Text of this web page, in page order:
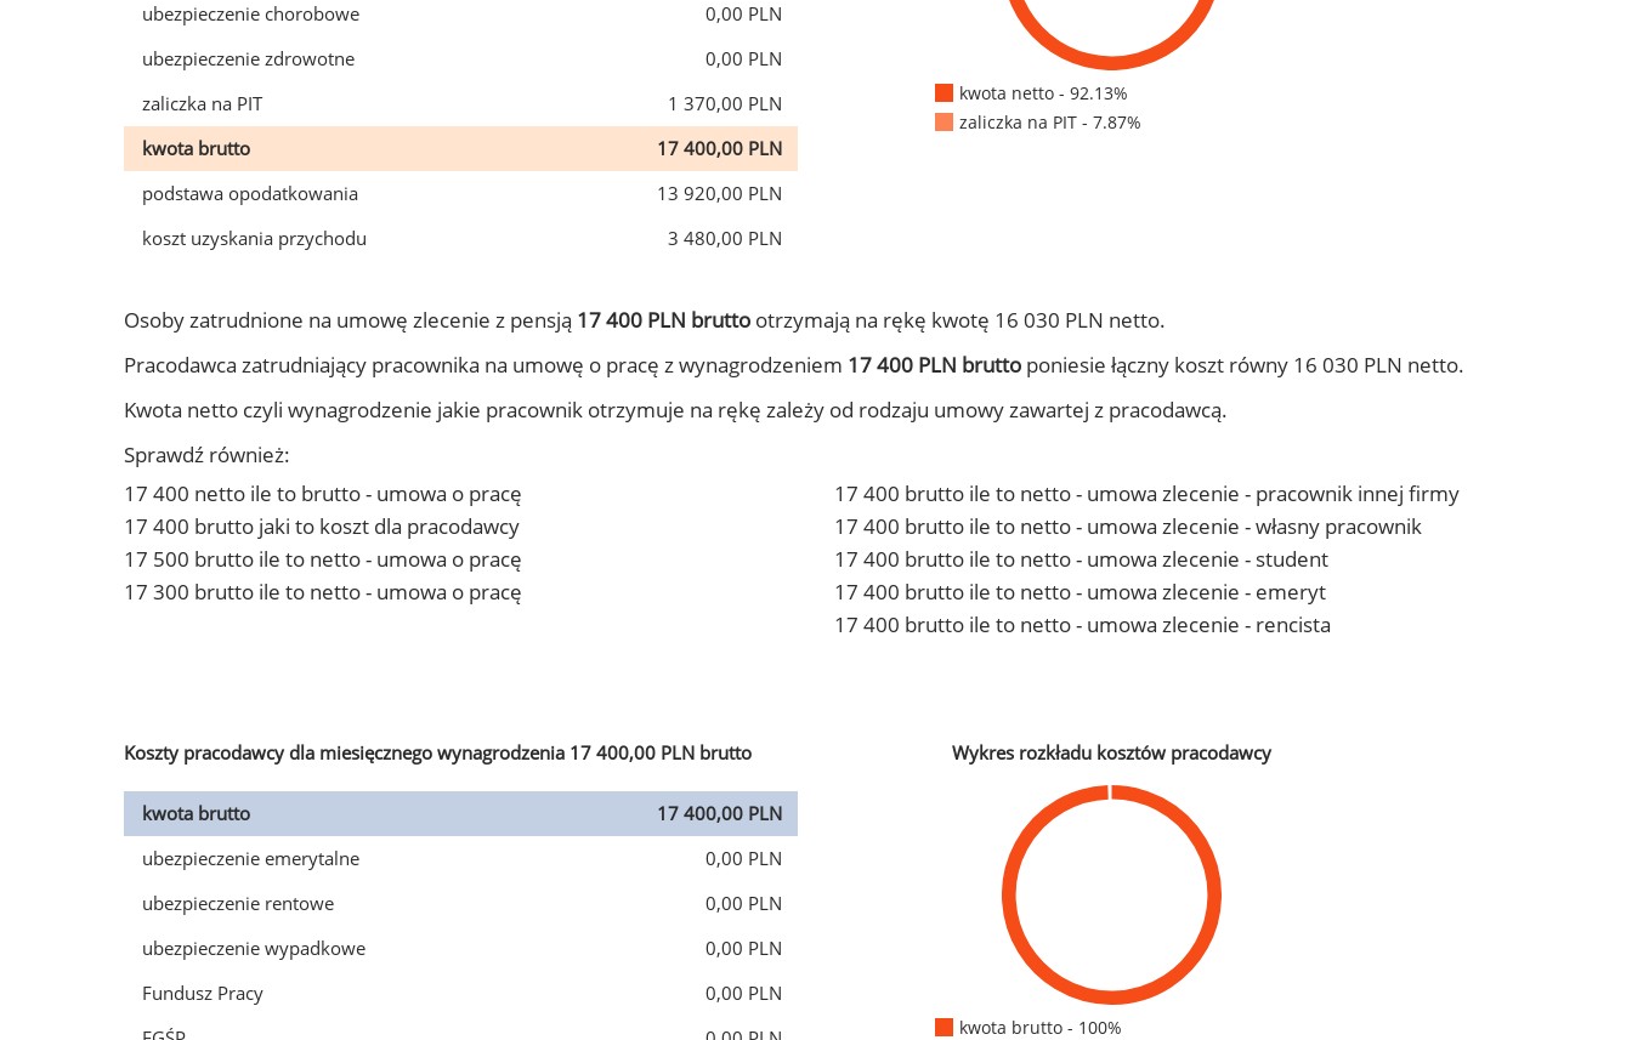
ubezpieczenie chorobowe
0,00 PLN
ubezpieczenie zdrowotne
0,00 PLN
zaliczka na PIT
1 370,00 PLN
kwota brutto
17 400,00 PLN
podstawa opodatkowania
13 920,00 PLN
koszt uzyskania przychodu
3 480,00 PLN
kwota netto - 92.13%
zaliczka na PIT - 7.87%
Osoby zatrudnione na umowę zlecenie z pensją 17 400 PLN brutto otrzymają na rękę kwotę 16 030 PLN netto.
Pracodawca zatrudniający pracownika na umowę o pracę z wynagrodzeniem 17 400 PLN brutto poniesie łączny koszt równy 16 030 PLN netto.
Kwota netto czyli wynagrodzenie jakie pracownik otrzymuje na rękę zależy od rodzaju umowy zawartej z pracodawcą.
Sprawdź również:
17 400 netto ile to brutto - umowa o pracę
17 400 brutto jaki to koszt dla pracodawcy
17 500 brutto ile to netto - umowa o pracę
17 300 brutto ile to netto - umowa o pracę
17 400 brutto ile to netto - umowa zlecenie - pracownik innej firmy
17 400 brutto ile to netto - umowa zlecenie - własny pracownik
17 400 brutto ile to netto - umowa zlecenie - student
17 400 brutto ile to netto - umowa zlecenie - emeryt
17 400 brutto ile to netto - umowa zlecenie - rencista
Koszty pracodawcy dla miesięcznego wynagrodzenia 17 400,00 PLN brutto
kwota brutto
17 400,00 PLN
ubezpieczenie emerytalne
0,00 PLN
ubezpieczenie rentowe
0,00 PLN
ubezpieczenie wypadkowe
0,00 PLN
Fundusz Pracy
0,00 PLN
Wykres rozkładu kosztów pracodawcy
kwota brutto - 100%